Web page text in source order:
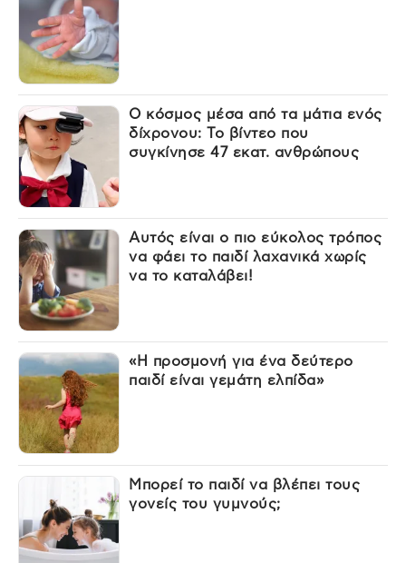
Ο κόσμος μέσα από τα μάτια ενός
δίχρονου: Το βίντεο που
συγκίνησε 47 εκατ. ανθρώπους
Αυτός είναι ο πιο εύκολος τρόπος
να φάει το παιδί λαχανικά χωρίς
να το καταλάβει!
«Η προσμονή για ένα δεύτερο
παιδί είναι γεμάτη ελπίδα»
Μπορεί το παιδί να βλέπει τους
γονείς του γυμνούς;